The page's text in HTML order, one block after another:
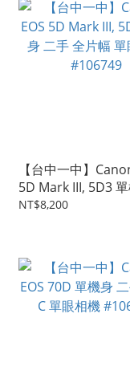
【台中一中】
5D Mark III, 5D3 單
手 全片幅 單眼相機
NT$8,200